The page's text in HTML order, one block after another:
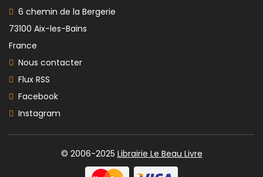
6 chemin de la Bergerie
73100 Aix-les-Bains
France
Nous contacter
Flux RSS
Facebook
Instagram
© 2006-2025 Librairie Le Beau Livre